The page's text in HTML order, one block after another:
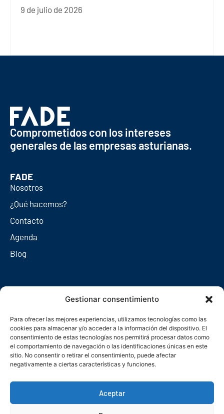
Gestionar consentimiento
Para ofrecer las mejores experiencias, utilizamos tecnologías como las
cookies para almacenar y/o acceder a la información del dispositivo. El
consentimiento de estas tecnologías nos permitirá procesar datos como
el comportamiento de navegación o las identificaciones únicas en este
sitio. No consentir o retirar el consentimiento, puede afectar
negativamente a ciertas características y funciones.
Aceptar
9 de julio de 2026
Comprometidos con los intereses
generales de las empresas asturianas.
FADE
Nosotros
¿Qué hacemos?
Contacto
Agenda
Blog
Redes sociales